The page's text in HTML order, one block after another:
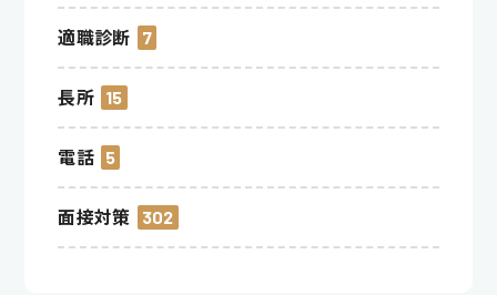
適職診断 7
長所 15
電話 5
面接対策 302